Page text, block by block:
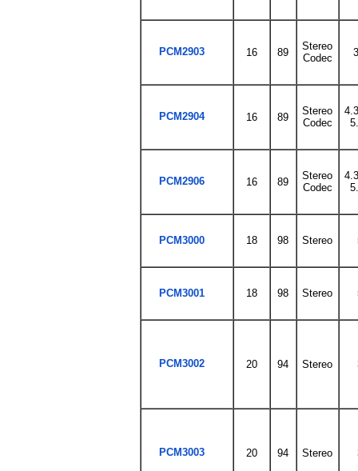
PCM2903 16 89
Stereo
Codec
PCM2904 16 89
Stereo
Codec
PCM2906 16 89
Stereo
Codec
PCM3000 18 98 Stereo
PCM3001 18 98 Stereo
PCM3002 20 94 Stereo
PCM3003 20 94 Stereo